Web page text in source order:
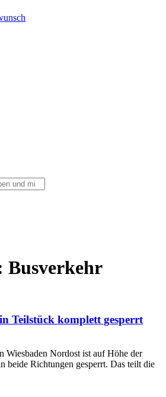
Busverkehr
Teilstück komplett gesperrt
Wiesbaden Nordost ist auf Höhe der
beide Richtungen gesperrt. Das teilt die